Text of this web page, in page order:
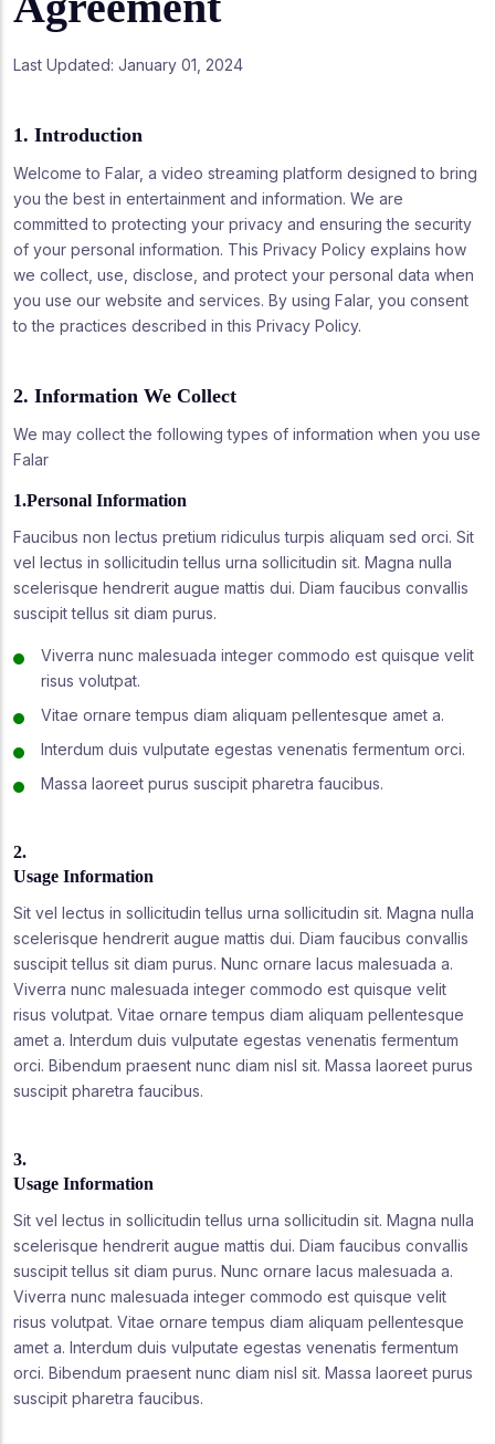
Last Updated: January 01, 2024
1. Introduction
Welcome to Falar, a video streaming platform designed to bring
you the best in entertainment and information. We are
committed to protecting your privacy and ensuring the security
of your personal information. This Privacy Policy explains how
we collect, use, disclose, and protect your personal data when
you use our website and services. By using Falar, you consent
to the practices described in this Privacy Policy.
2. Information We Collect
We may collect the following types of information when you use
Falar
1.Personal Information
Faucibus non lectus pretium ridiculus turpis aliquam sed orci. Sit
vel lectus in sollicitudin tellus urna sollicitudin sit. Magna nulla
scelerisque hendrerit augue mattis dui. Diam faucibus convallis
suscipit tellus sit diam purus.
Viverra nunc malesuada integer commodo est quisque velit
risus volutpat.
Vitae ornare tempus diam aliquam pellentesque amet a.
Interdum duis vulputate egestas venenatis fermentum orci.
Massa laoreet purus suscipit pharetra faucibus.
2.
Usage Information
Sit vel lectus in sollicitudin tellus urna sollicitudin sit. Magna nulla
scelerisque hendrerit augue mattis dui. Diam faucibus convallis
suscipit tellus sit diam purus. Nunc ornare lacus malesuada a.
Viverra nunc malesuada integer commodo est quisque velit
risus volutpat. Vitae ornare tempus diam aliquam pellentesque
amet a. Interdum duis vulputate egestas venenatis fermentum
orci. Bibendum praesent nunc diam nisl sit. Massa laoreet purus
suscipit pharetra faucibus.
3.
Usage Information
Sit vel lectus in sollicitudin tellus urna sollicitudin sit. Magna nulla
scelerisque hendrerit augue mattis dui. Diam faucibus convallis
suscipit tellus sit diam purus. Nunc ornare lacus malesuada a.
Viverra nunc malesuada integer commodo est quisque velit
risus volutpat. Vitae ornare tempus diam aliquam pellentesque
amet a. Interdum duis vulputate egestas venenatis fermentum
orci. Bibendum praesent nunc diam nisl sit. Massa laoreet purus
suscipit pharetra faucibus.